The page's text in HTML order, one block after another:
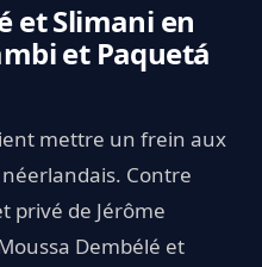
et Slimani en
et Paquetá
mettre un frein aux
Contre
privé de Jérôme
Dembélé et